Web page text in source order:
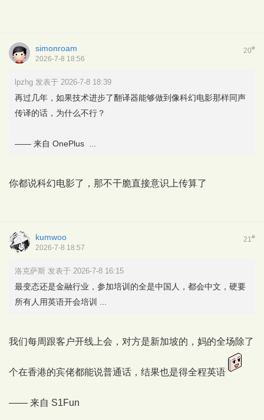
20#
simonroam
2026-7-8 18:56
lpzhg 发表于 2026-7-8 18:39
再过几年，如果技术进步了翻译器能够做到像科幻电影那样同声
传译的话，为什么不行？
—— 来自 OnePlus ...
你都说科幻电影了，那不干脆直接意识上传算了
21 #
kumwoo
2026-7-8 18:57
洛克萨斯 发表于 2026-7-8 16:15
最变态还是金融行业，参加培训的全是中国人，都会中文，硬要
所有人用英语开会培训 ...
我们每周跟客户开线上会，对方是新加坡的，妈的全场除了
个在香港的宾佬都能说普通话，结果也是得全程英语
—— 来自 S1Fun